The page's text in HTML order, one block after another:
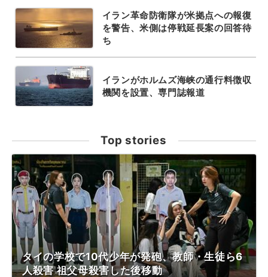
イラン革命防衛隊が米拠点への報復
を警告、米側は停戦延長案の回答待
ち
イランがホルムズ海峡の通行料徴収
機関を設置、専門誌報道
Top stories
タイの学校で10代少年が発砲、教師・生徒ら6
人殺害 祖父母殺害した後移動